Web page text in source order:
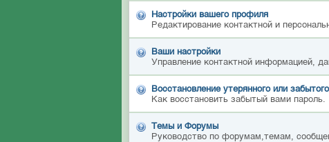
Настройки вашего профиля
Редактирование контактной и
Ваши настройки
Управление контактной информацией,
Восстановление утерянного или
Как восстановить забытый вами пароль.
Темы и Форумы
Руководство по форумам,темам,